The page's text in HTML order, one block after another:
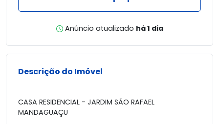
Anúncio atualizado há 1 dia
Descrição do Imóvel
CASA RESIDENCIAL - JARDIM SÃO RAFAEL
MANDAGUAÇU